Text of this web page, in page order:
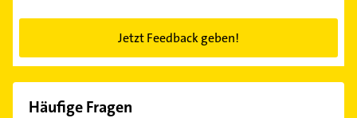
Jetzt Feedback geben!
Häufige Fragen